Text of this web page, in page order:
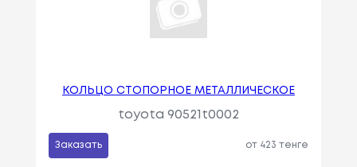
КОЛЬЦО СТОПОРНОЕ МЕТАЛЛИЧЕСКОЕ
toyota 90521t0002
Заказать от 423 тенге